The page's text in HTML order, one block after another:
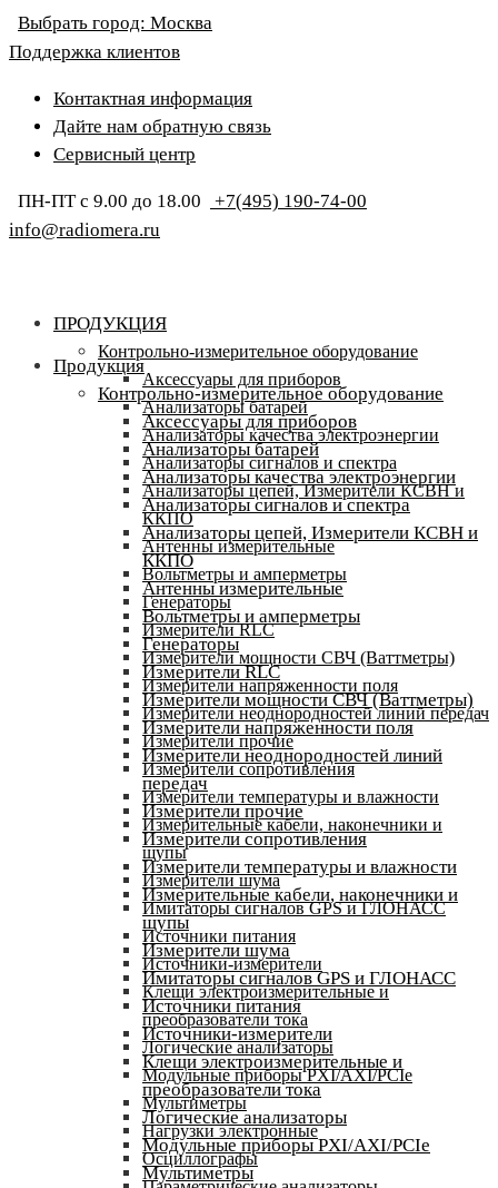
Выбрать город: Москва
Поддержка клиентов
Контактная информация
Дайте нам обратную связь
Сервисный центр
ПН-ПТ с 9.00 до 18.00
+7(495) 190-74-00
info@radiomera.ru
ПРОДУКЦИЯ
Контрольно-измерительное оборудование
Аксессуары для приборов
Анализаторы батарей
Анализаторы качества электроэнергии
Анализаторы сигналов и спектра
Анализаторы цепей, Измерители КСВН и
ККПО
Антенны измерительные
Вольтметры и амперметры
Генераторы
Измерители RLC
Измерители мощности СВЧ (Ваттметры)
Измерители напряженности поля
Измерители неоднородностей линий передач
Измерители прочие
Измерители сопротивления
Измерители температуры и влажности
Измерительные кабели, наконечники и
щупы
Измерители шума
Имитаторы сигналов GPS и ГЛОНАСС
Источники питания
Источники-измерители
Клещи электроизмерительные и
преобразователи тока
Логические анализаторы
Модульные приборы PXI/AXI/PCIe
Мультиметры
Нагрузки электронные
Осциллографы
Продукция
Контрольно-измерительное оборудование
Аксессуары для приборов
Анализаторы батарей
Анализаторы качества электроэнергии
Анализаторы сигналов и спектра
Анализаторы цепей, Измерители КСВН и
ККПО
Антенны измерительные
Вольтметры и амперметры
Генераторы
Измерители RLC
Измерители мощности СВЧ (Ваттметры)
Измерители напряженности поля
Измерители неоднородностей линий
передач
Измерители прочие
Измерители сопротивления
Измерители температуры и влажности
Измерительные кабели, наконечники и
щупы
Измерители шума
Имитаторы сигналов GPS и ГЛОНАСС
Источники питания
Источники-измерители
Клещи электроизмерительные и
преобразователи тока
Логические анализаторы
Модульные приборы PXI/AXI/PCIe
Мультиметры